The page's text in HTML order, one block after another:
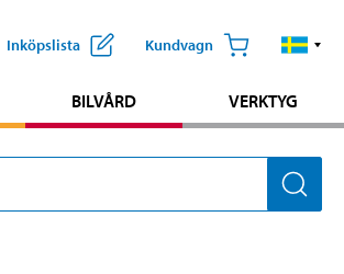
Inköpslista Kundvagn
BILVÅRD VERKTYG